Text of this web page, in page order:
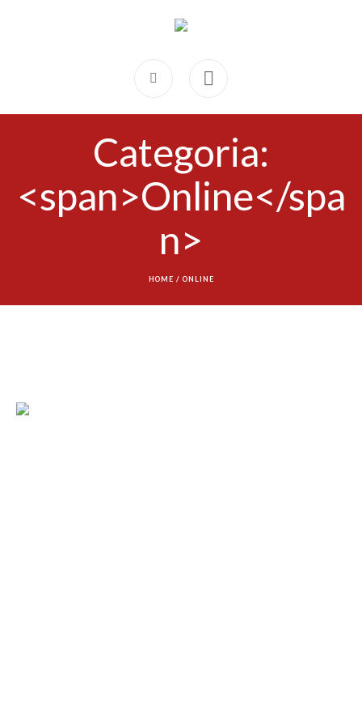
Categoria:
<span>Online</spa
n>
HOME / ONLINE